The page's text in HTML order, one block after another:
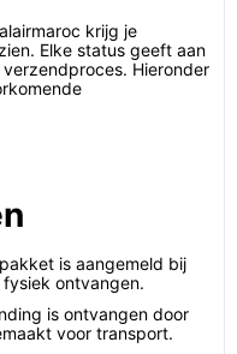
krijg je
Elke status geeft aan
Hieronder
is aangemeld bij
ontvangen.
is ontvangen door
voor transport.